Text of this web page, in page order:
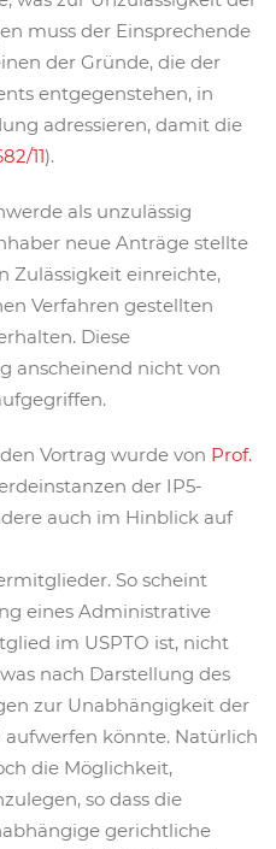
muss der Einsprechende
der Gründe, die der
entgegenstehen, in
adressieren, damit die
11).
als unzulässig
neue Anträge stellte
Zulässigkeit einreichte,
Verfahren gestellten
Diese
anscheinend nicht von
Vortrag wurde von Prof.
der IP5-
auch im Hinblick auf
So scheint
eines Administrative
im USPTO ist, nicht
nach Darstellung des
zur Unabhängigkeit der
aufwerfen könnte. Natürlich
die Möglichkeit,
so dass die
gerichtliche